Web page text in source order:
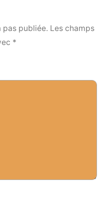
pas publiée. Les champs
*